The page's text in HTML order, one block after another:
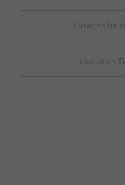
Hinweise für
Inserat an